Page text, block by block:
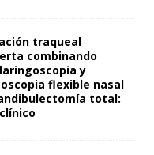
traqueal
combinando
y
flexible nasal
total: